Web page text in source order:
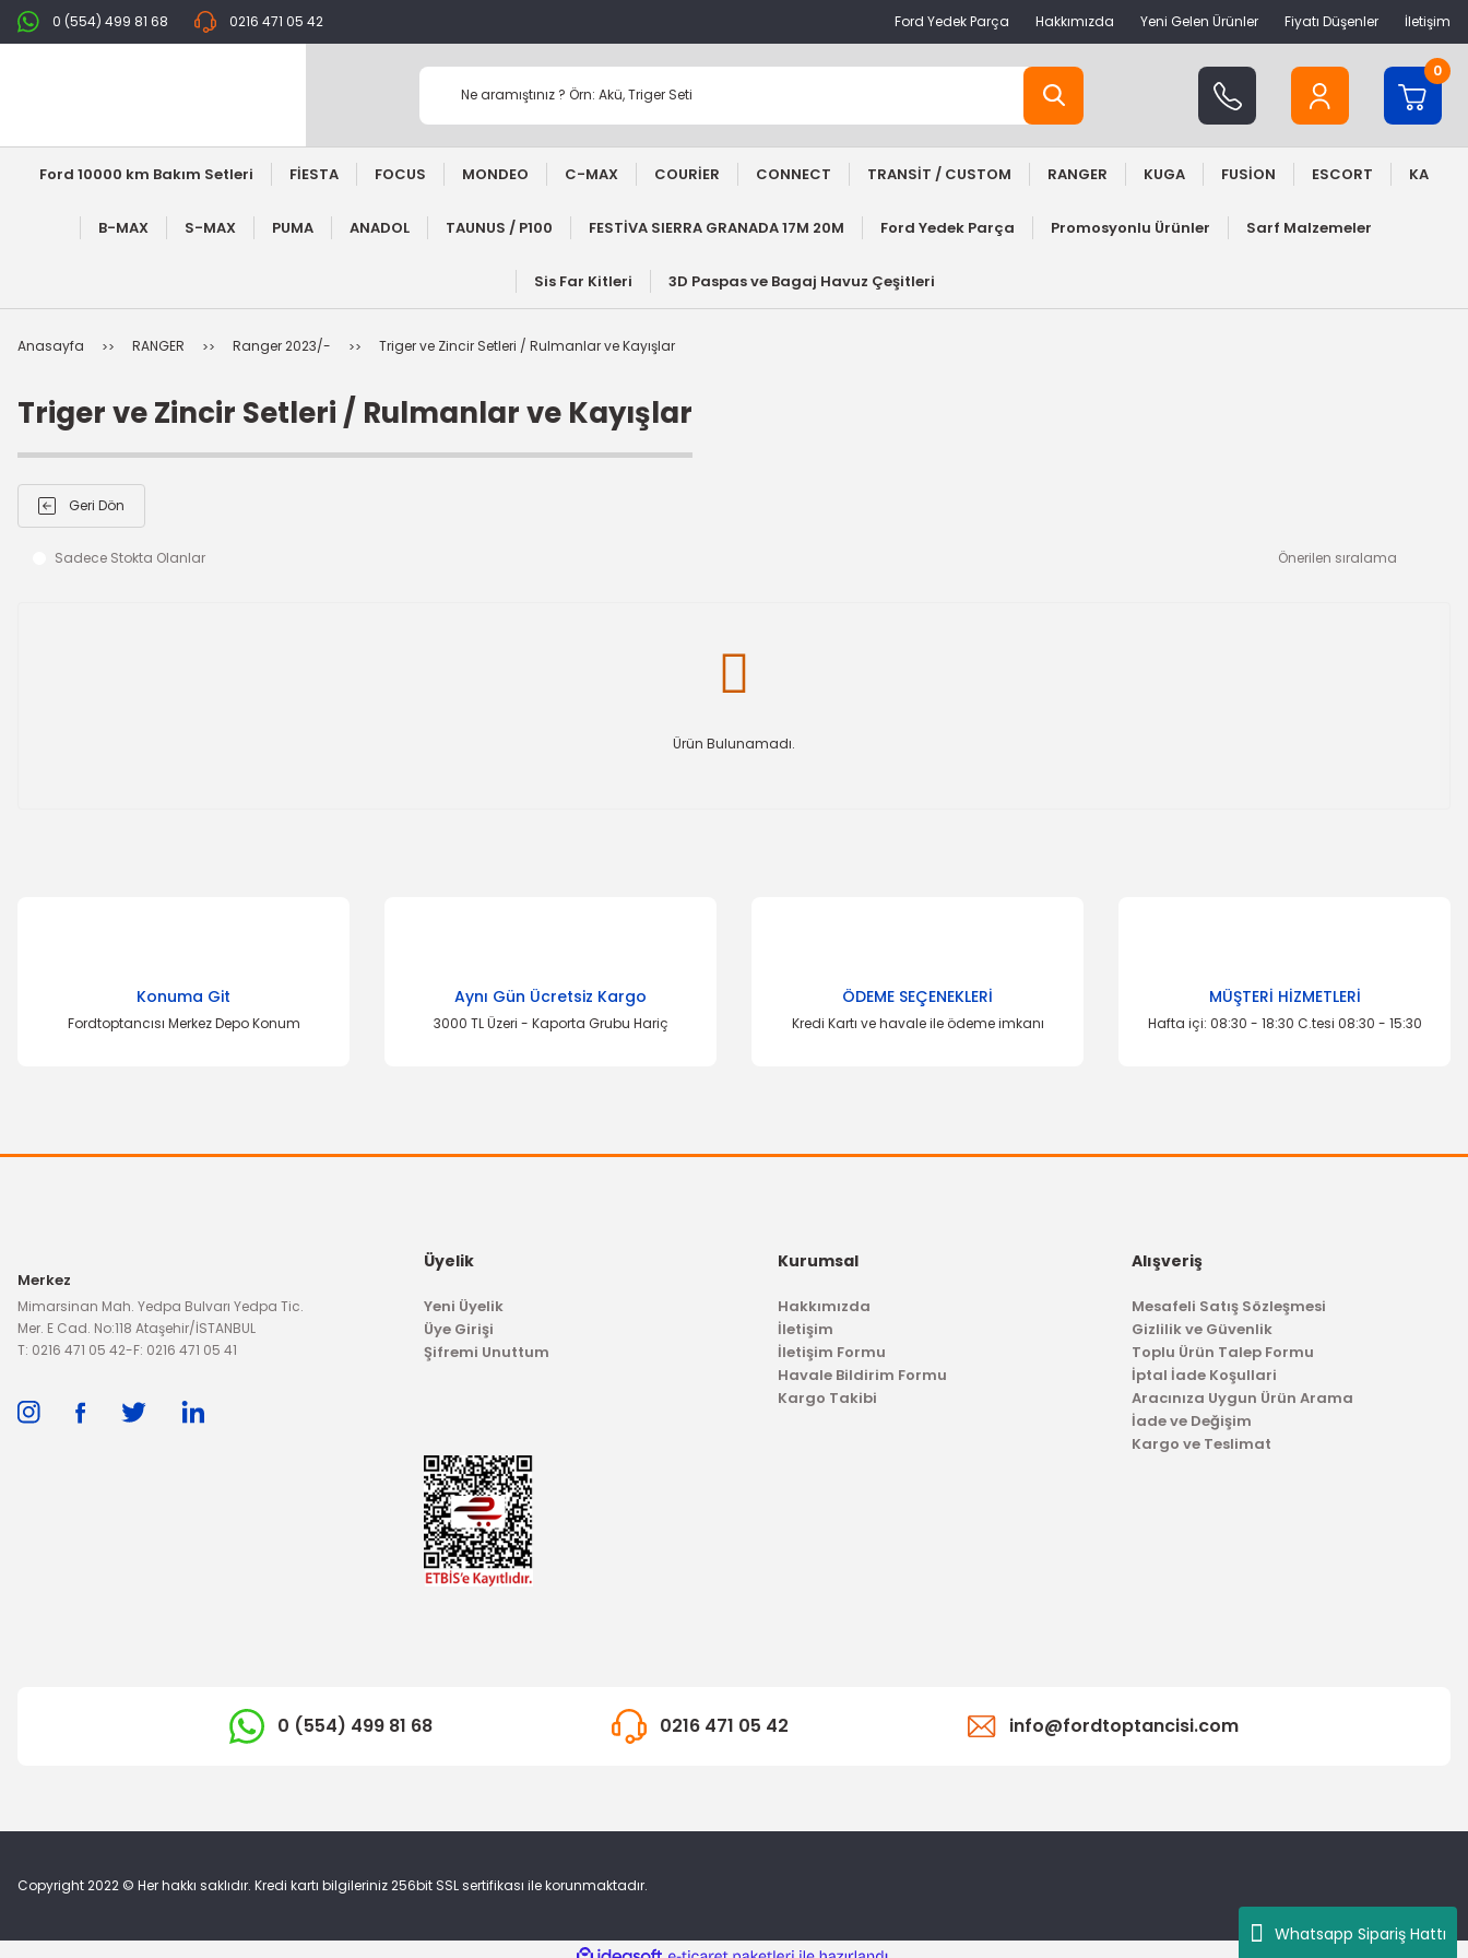
Whatsapp Sipariş Hattı
0 (554) 499 81 68 0216 471 05 42 Ford Yedek Parça Hakkımızda Yeni Gelen Ürünler Fiyatı Düşenler İletişim
0
Ford 10000 km Bakım Setleri FİESTA FOCUS MONDEO C-MAX COURİER CONNECT TRANSİT / CUSTOM RANGER KUGA FUSİON ESCORT KA
B-MAX S-MAX PUMA ANADOL TAUNUS / P100 FESTİVA SIERRA GRANADA 17M 20M Ford Yedek Parça Promosyonlu Ürünler Sarf Malzemeler
Sis Far Kitleri 3D Paspas ve Bagaj Havuz Çeşitleri
Anasayfa RANGER Ranger 2023/- Triger ve Zincir Setleri / Rulmanlar ve Kayışlar
Triger ve Zincir Setleri / Rulmanlar ve Kayışlar
Geri Dön
Sadece Stokta Olanlar
Ürün Bulunamadı.
Konuma Git
Fordtoptancısı Merkez Depo Konum
Aynı Gün Ücretsiz Kargo
3000 TL Üzeri - Kaporta Grubu Hariç
ÖDEME SEÇENEKLERİ
Kredi Kartı ve havale ile ödeme imkanı
MÜŞTERİ HİZMETLERİ
Hafta içi: 08:30 - 18:30 C.tesi 08:30 - 15:30
Merkez
Mimarsinan Mah. Yedpa Bulvarı Yedpa Tic.
Mer. E Cad. No:118 Ataşehir/İSTANBUL
T: 0216 471 05 42-F: 0216 471 05 41
Üyelik
Yeni Üyelik
Üye Girişi
Şifremi Unuttum
Kurumsal
Hakkımızda
İletişim
İletişim Formu
Havale Bildirim Formu
Kargo Takibi
Alışveriş
Mesafeli Satış Sözleşmesi
Gizlilik ve Güvenlik
Toplu Ürün Talep Formu
İptal İade Koşullari
Aracınıza Uygun Ürün Arama
İade ve Değişim
Kargo ve Teslimat
0 (554) 499 81 68 0216 471 05 42 info@fordtoptancisi.com
Copyright 2022 © Her hakkı saklıdır. Kredi kartı bilgileriniz 256bit SSL sertifikası ile korunmaktadır.